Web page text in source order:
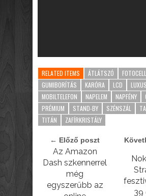
RELATED ITEMS ÁTLÁTSZÓ
GUMIBORÍTÁS
KARÓRA LCD
LUXUS
MOBILTELEFON
NAPELEM NAPFÉNY
PRÉMIUM
STAND-BY SZÉNSZÁL
TITÁN
ZAFÍRKRISTÁLY
← Előző poszt
Az Amazon
Dash szkennerrel
még
egyszerűbb az
39